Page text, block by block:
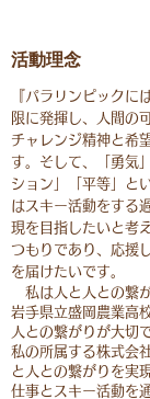
活動理念
『パラリンピックに
限に発揮し、人間の
チャレンジ精神と希
す。そして、「勇気
ション」「平等」と
はスキー活動をする
現を目指したいと考
つもりであり、応援
を届けたいです。
私は人と人との繋
岩手県立盛岡農業高
人との繋がりが大切
私の所属する株式会
と人との繋がりを実
仕事とスキー活動を